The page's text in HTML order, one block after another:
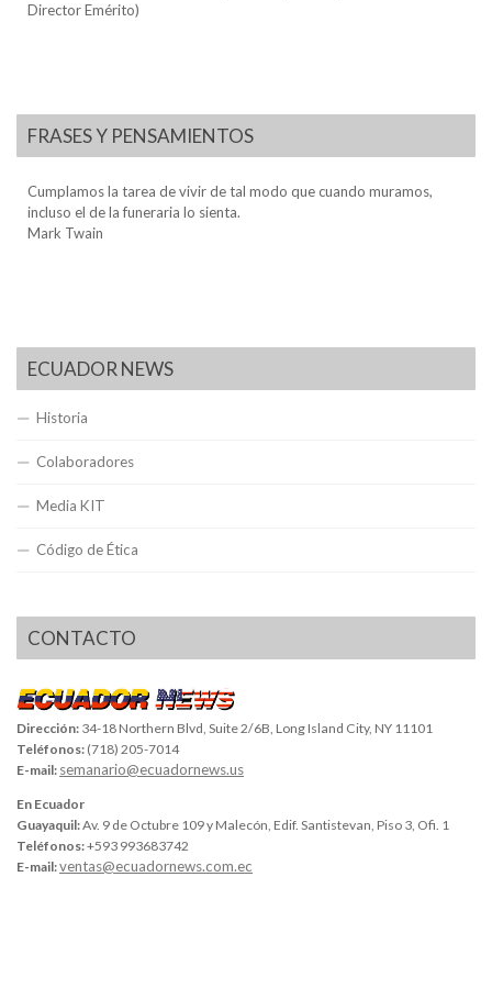
Director Emérito)
FRASES Y PENSAMIENTOS
Cumplamos la tarea de vivir de tal modo que cuando muramos,
incluso el de la funeraria lo sienta.
Mark Twain
ECUADOR NEWS
Historia
Colaboradores
Media KIT
Código de Ética
CONTACTO
Dirección: 34-18 Northern Blvd, Suite 2/6B, Long Island City, NY 11101
Teléfonos: (718) 205-7014
E-mail: semanario@ecuadornews.us
En Ecuador
Guayaquil:Av. 9 de Octubre 109 y Malecón, Edif. Santistevan, Piso 3, Ofi. 1
Teléfonos:+593 993683742
E-mail:ventas@ecuadornews.com.ec